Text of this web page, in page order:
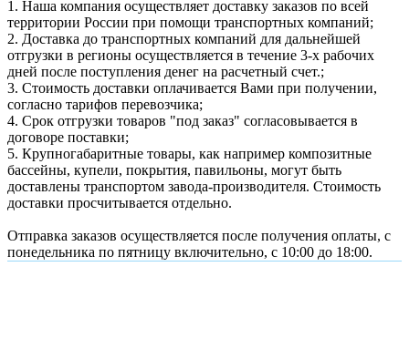
1. Наша компания осуществляет доставку заказов по всей
территории России при помощи транспортных компаний;
2. Доставка до транспортных компаний для дальнейшей
отгрузки в регионы осуществляется в течение 3-х рабочих
дней после поступления денег на расчетный счет.;
3. Стоимость доставки оплачивается Вами при получении,
согласно тарифов перевозчика;
4. Срок отгрузки товаров "под заказ" согласовывается в
договоре поставки;
5. Крупногабаритные товары, как например композитные
бассейны, купели, покрытия, павильоны, могут быть
доставлены транспортом завода-производителя. Стоимость
доставки просчитывается отдельно.
Отправка заказов осуществляется после получения оплаты, с
понедельника по пятницу включительно, с 10:00 до 18:00.